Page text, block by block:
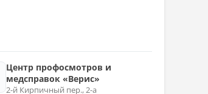
Центр профосмотров и
медсправок «Верис»
2-й Кирпичный пер., 2-а